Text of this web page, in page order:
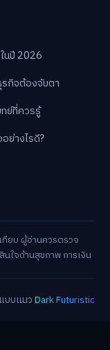
นปี 2026
กิจต้องจับตา
ย์ที่ควรรู้
ย่างไรดี?
ทียบ ผู้อ่านควรตรวจ
ใจด้านสุขภาพ การเงิน
บบแนวDark Futuristic